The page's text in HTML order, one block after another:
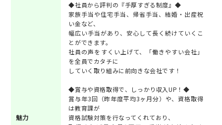
魅力
◆社員から評判の『手厚すぎる制度』◆
家族手当や住宅手当、帰省手当、結婚・出産祝
い金など、
幅広い手当があり、安心して長く続けていくこ
とができます。
社員の声をすくい上げて、「働きやすい会社」
を全員でカタチに
していく取り組みに前向きな会社です！
◆賞与や資格取得で、しっかり収入UP！◆
賞与年3回（昨年度平均3ヶ月分）や、資格取得
は教育課が
資格試験対策を行なってくれており、